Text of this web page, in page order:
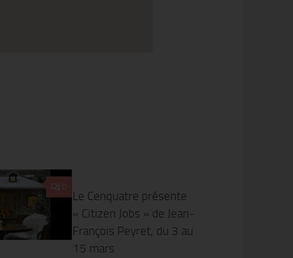
Le Cenquatre présente
« Citizen Jobs » de Jean-
François Peyret, du 3 au
15 mars